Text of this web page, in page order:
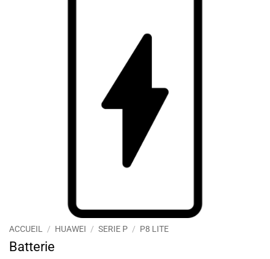
ACCUEIL / HUAWEI / SERIE P / P8 LITE
Batterie